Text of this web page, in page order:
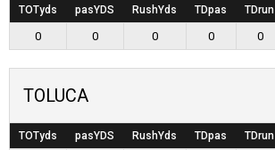
TOTyds pasYDS RushYds TDpas TDrun
0 0 0 0 0
TOLUCA
TOTyds pasYDS RushYds TDpas TDrun